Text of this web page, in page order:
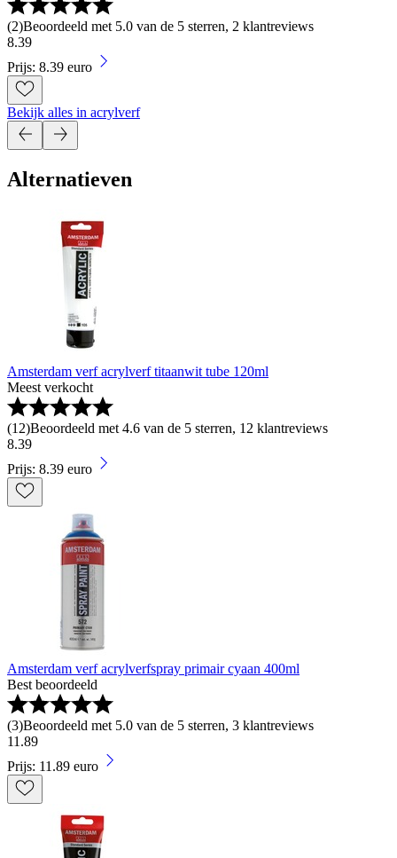
(2)Beoordeeld met 5.0 van de 5 sterren, 2 klantreviews
8.39
Prijs: 8.39 euro
Bekijk alles in acrylverf
Alternatieven
Amsterdam verf acrylverf titaanwit tube 120ml
Meest verkocht
(12)Beoordeeld met 4.6 van de 5 sterren, 12 klantreviews
8.39
Prijs: 8.39 euro
Amsterdam verf acrylverfspray primair cyaan 400ml
Best beoordeeld
(3)Beoordeeld met 5.0 van de 5 sterren, 3 klantreviews
11 .89
Prijs: 11.89 euro